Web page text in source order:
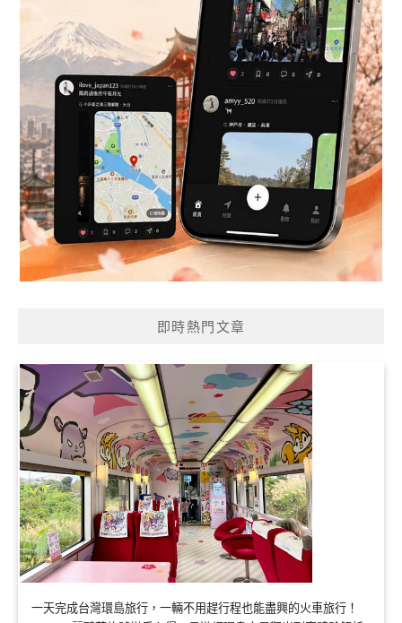
即時熱門文章
一天完成台灣環島旅行，一輛不用趕行程也能盡興的火車旅行！